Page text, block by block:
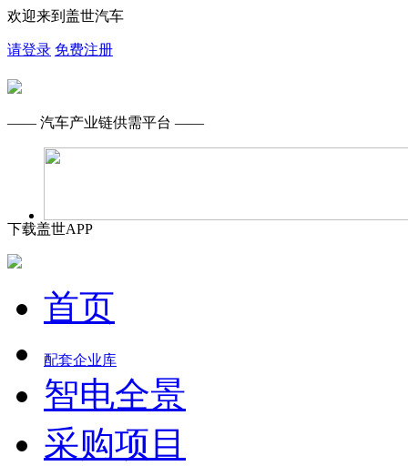
欢迎来到盖世汽车
请登录 免费注册
—— 汽车产业链供需平台 ——
下载盖世APP
首页
配套企业库
智电全景
采购项目